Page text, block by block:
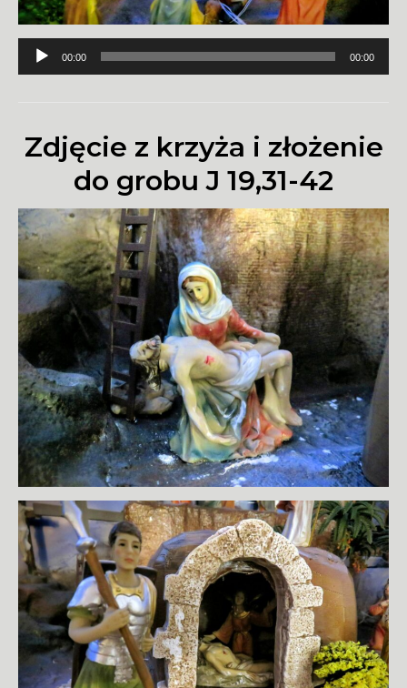
Odtwarzacz
plików
00:00 00:00
Zdjęcie z krzyża i złożenie
do grobu J 19,31-42